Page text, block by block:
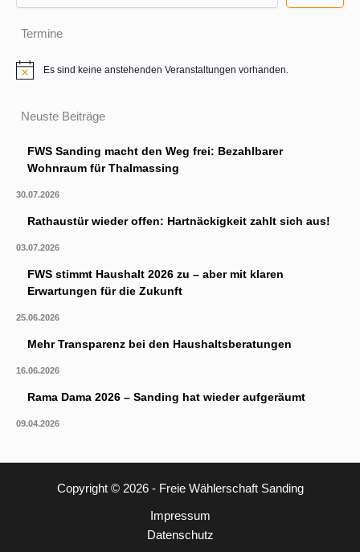
Termine
H
w
Es sind keine anstehenden Veranstaltungen vorhanden.
Neuste Beiträge
FWS Sanding macht den Weg frei: Bezahlbarer
Wohnraum für Thalmassing
30.07.2026
Rathaustür wieder offen: Hartnäckigkeit zahlt sich aus!
03.07.2026
FWS stimmt Haushalt 2026 zu – aber mit klaren
Erwartungen für die Zukunft
25.06.2026
Mehr Transparenz bei den Haushaltsberatungen
16.06.2026
Rama Dama 2026 – Sanding hat wieder aufgeräumt
09.04.2026
Copyright © 2026 - Freie Wählerschaft Sanding
Impressum
Datenschutz